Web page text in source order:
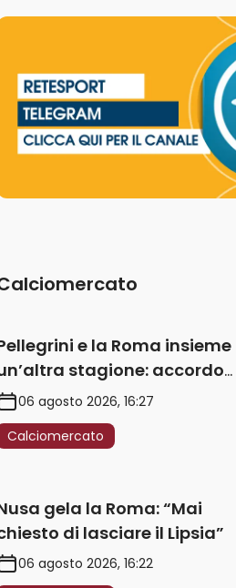
e la Roma insieme
stagione: accordo
rinnovo annuale
06 agosto 2026, 16:27
Calciomercato
gela la Roma: “Mai
di lasciare il Lipsia”
06 agosto 2026, 16:22